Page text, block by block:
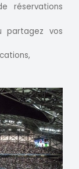
réservations
partagez vos